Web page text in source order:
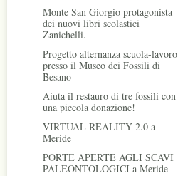
Monte San Giorgio protagonista
dei nuovi libri scolastici
Zanichelli.
Progetto alternanza scuola-lavoro
presso il Museo dei Fossili di
Besano
Aiuta il restauro di tre fossili con
una piccola donazione!
VIRTUAL REALITY 2.0 a
Meride
PORTE APERTE AGLI SCAVI
PALEONTOLOGICI a Meride